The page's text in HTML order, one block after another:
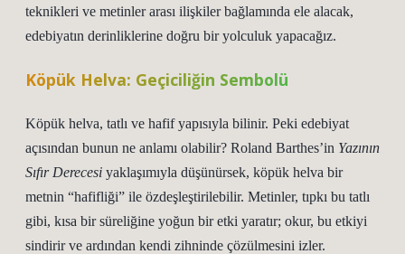
teknikleri ve metinler arası ilişkiler bağlamında ele alacak,
edebiyatın derinliklerine doğru bir yolculuk yapacağız.
Köpük Helva: Geçiciliğin Sembolü
Köpük helva, tatlı ve hafif yapısıyla bilinir. Peki edebiyat
açısından bunun ne anlamı olabilir? Roland Barthes’in Yazının
Sıfır Derecesi yaklaşımıyla düşünürsek, köpük helva bir
metnin “hafifliği” ile özdeşleştirilebilir. Metinler, tıpkı bu tatlı
gibi, kısa bir süreliğine yoğun bir etki yaratır; okur, bu etkiyi
sindirir ve ardından kendi zihninde çözülmesini izler.